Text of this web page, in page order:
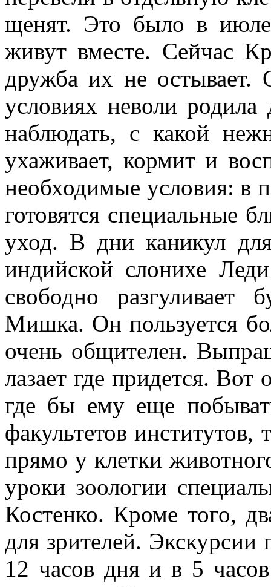
щенят. Это было в
живут вместе. Сейчас
дружба их не остывает.
усло­виях неволи
наблюдать, с какой
ухаживает, кормит и
необхо­димые условия: в
готовятся специальные
уход. В дни каникул
индийской слонихе
свободно разгуливает
Мишка. Он пользуется
очень общителен.
лазает где придется. Вот
где бы ему еще
факуль­тетов
прямо у клетки
уроки зоологии
Костенко. Кроме того,
для зрителей. Экскурсии
12 часов дня и в 5